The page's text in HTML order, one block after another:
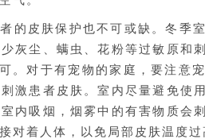
的皮肤保护也不可或缺。冬季
灰尘、螨虫、花粉等过敏原和
。对于有宠物的家庭，要注意
激患者皮肤。室内尽量避免使
内吸烟，烟雾中的有害物质会
对着人体，以免局部皮肤温度过